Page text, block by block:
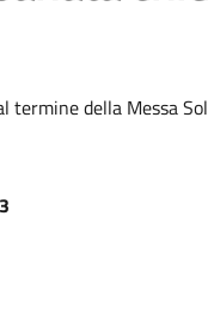
termine della Messa